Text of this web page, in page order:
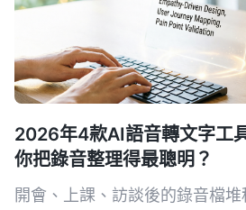
2026年4款AI語音轉文字工
你把錄音整理得最聰明？
開會、上課、訪談後的錄音檔